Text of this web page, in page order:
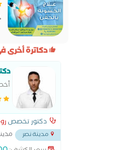
دكاترة
دكتور تخصص
مدينة نصر